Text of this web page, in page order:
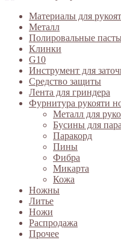
Материалы для
Металл
Полировальные
Клинки
G10
Инструмент для
Средство защиты
Лента для гриндера
Фурнитура рукояти
Металл для
Бусины для
Паракорд
Пины
Фибра
Микарта
Кожа
Ножны
Литье
Ножи
Распродажа
Прочее